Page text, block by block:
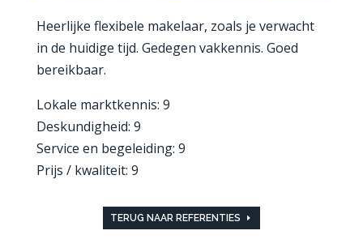
Heerlijke flexibele makelaar, zoals je verwacht
in de huidige tijd. Gedegen vakkennis. Goed
bereikbaar.
Lokale marktkennis: 9
Deskundigheid: 9
Service en begeleiding: 9
Prijs / kwaliteit: 9
TERUG NAAR REFERENTIES